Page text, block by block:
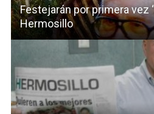
Festejarán por primera vez
Hermosillo